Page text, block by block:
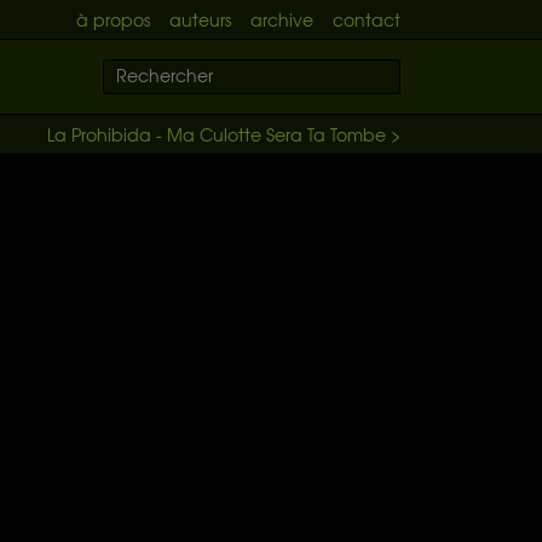
à propos auteurs archive contact
La Prohibida - Ma Culotte Sera Ta Tombe >